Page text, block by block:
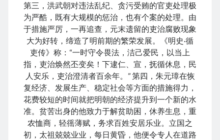
January 2025
December 2024
November 2024
October 2024
September 2024
August 2024
July 2024
June 2024
May 2024
April 2024
March 2024
February 2024
第三，洪武朝对违法乱纪、贪污受贿的官吏处理极
为严酷，既有大规模的惩治，也有个案的处理。由
于措施严厉，一再追查，元末遗留的吏治腐败现象
大为好转，缔造了明前期的繁荣发展。《明史‧循
吏传》称：“一时守令畏法，洁己爱民，以当上
指，吏治焕然丕变矣！下逮仁、宣，抚循休息，民
人安乐，吏治澄清者百余年。” 第四，朱元璋在恢
复经济、发展生产、稳定社会等方面的措施得力，
花费较短的时间就把明朝的经济提升到一个新的水
准。贫苦出身的他致力于解贫助困，休养生息，重
农恤商，轻徭薄赋，务求百姓安居乐业。立国之
初，太祖兢兢业业，每日黄昏，他便令专人在道路